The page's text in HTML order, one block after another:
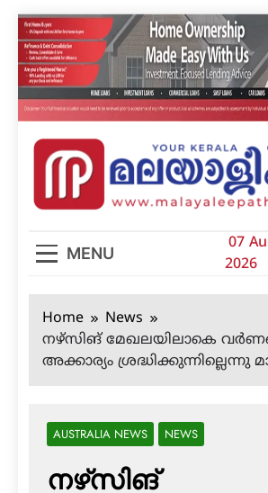
Skip
to
content
MENU
07
2026
Home
News
നഴ്‌സിങ് മേഖലയിലാകെ
അക്കാര്യം ശ്രദ്ധിക്കുന്നില്ലെന്നു
AUSTRALIA NEWS NEWS
നഴ്‌സിങ്